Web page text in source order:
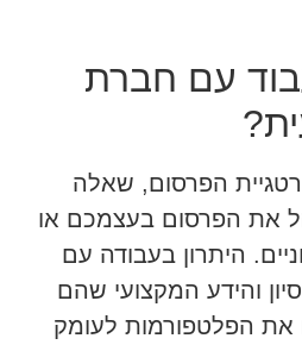
עם חברת
הפרסום, שאלה
את הפרסום בעצמכם או
היתרון בעבודה עם
והידע המקצועי שהם
הפלטפורמות לעומק